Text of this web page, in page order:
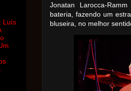
Jonatan Larocca-
bateria, fazendo um
bluseira, no melhor
Luís